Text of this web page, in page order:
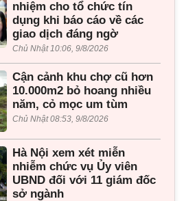
nhiệm cho tổ chức tín
dụng khi báo cáo về các
giao dịch đáng ngờ
Chủ Nhật 10:06, 9/8/2026
Cận cảnh khu chợ cũ hơn
10.000m2 bỏ hoang nhiều
năm, cỏ mọc um tùm
Chủ Nhật 08:53, 9/8/2026
Hà Nội xem xét miễn
nhiễm chức vụ Ủy viên
UBND đối với 11 giám đốc
sở ngành